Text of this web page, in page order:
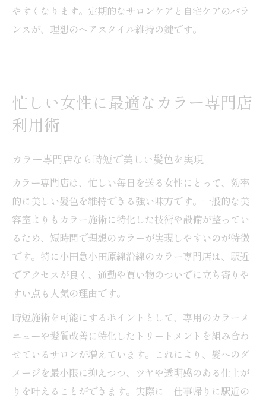
やすくなります。定期的なサロンケアと自宅ケアのバラ
ンスが、理想のヘアスタイル維持の鍵です。
忙しい女性に最適なカラー専門店
利用術
カラー専門店なら時短で美しい髪色を実現
カラー専門店は、忙しい毎日を送る女性にとって、効率
的に美しい髪色を維持できる強い味方です。一般的な美
容室よりもカラー施術に特化した技術や設備が整ってい
るため、短時間で理想のカラーが実現しやすいのが特徴
です。特に小田急小田原線沿線のカラー専門店は、駅近
でアクセスが良く、通勤や買い物のついでに立ち寄りや
すい点も人気の理由です。
時短施術を可能にするポイントとして、専用のカラーメ
ニューや髪質改善に特化したトリートメントを組み合わ
せているサロンが増えています。これにより、髪へのダ
メージを最小限に抑えつつ、ツヤや透明感のある仕上が
りを叶えることができます。実際に「仕事帰りに駅近の